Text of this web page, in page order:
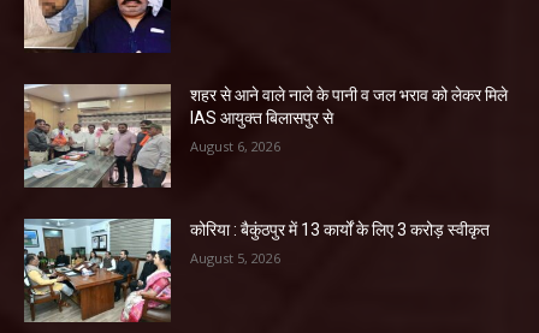
शहर से आने वाले नाले के पानी व जल भराव को लेकर मिले
IAS आयुक्त बिलासपुर से
August 6, 2026
कोरिया : बैकुंठपुर में 13 कार्यों के लिए 3 करोड़ स्वीकृत
August 5, 2026